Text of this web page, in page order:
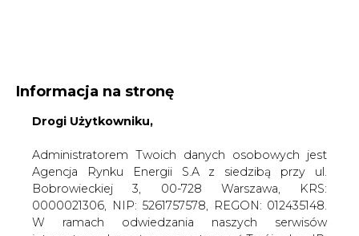
Administratorem Twoich danych osobowych jest
Bobrowieckiej 3, 00-728 Warszawa, KRS:
W ramach odwiedzania naszych serwisów
internetowych możemy przetwarzać Twój adres IP,
pliki cookies i podobne dane nt. aktywności lub
urządzeń użytkownika. Jeżeli dane te pozwalają
zidentyfikować Twoją tożsamość, wówczas będą